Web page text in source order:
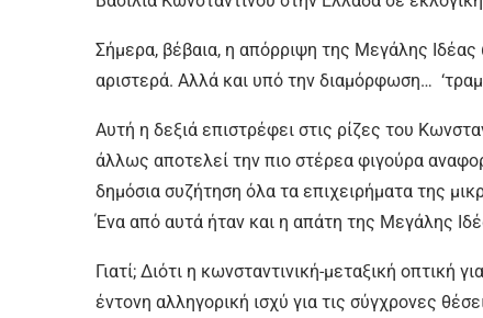
Σήμερα, βέβαια, η απόρριψη της Μεγάλης
αριστερά. Αλλά και υπό την διαμόρφωση…
Αυτή η δεξιά επιστρέφει στις ρίζες του
άλλως αποτελεί την πιο στέρεα φιγούρα
δημόσια συζήτηση όλα τα επιχειρήματα της
Ένα από αυτά ήταν και η απάτη της Μεγάλης
Γιατί; Διότι η κωνσταντινική-μεταξική οπτική
έντονη αλληγορική ισχύ για τις σύγχρονες